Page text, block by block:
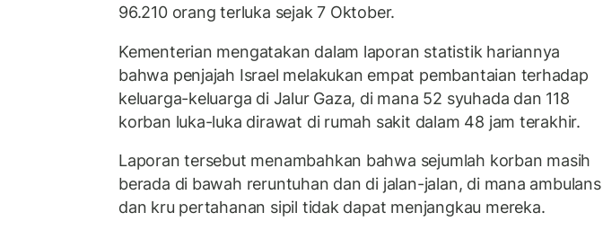
96.210 orang terluka sejak 7 Oktober.
Kementerian mengatakan dalam laporan statistik hariannya
bahwa penjajah Israel melakukan empat pembantaian terhadap
keluarga-keluarga di Jalur Gaza, di mana 52 syuhada dan 118
korban luka-luka dirawat di rumah sakit dalam 48 jam terakhir.
Laporan tersebut menambahkan bahwa sejumlah korban masih
berada di bawah reruntuhan dan di jalan-jalan, di mana ambulans
dan kru pertahanan sipil tidak dapat menjangkau mereka.